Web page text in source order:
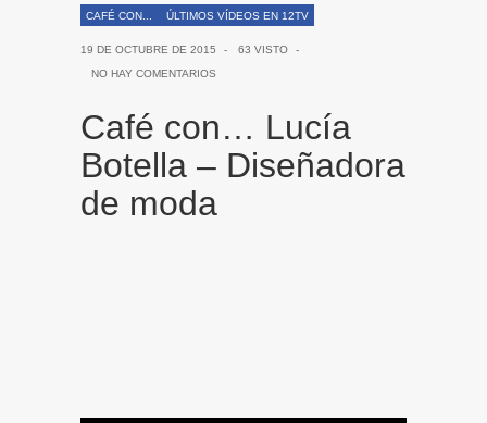
CAFÉ CON... ÚLTIMOS VÍDEOS EN 12TV
19 DE OCTUBRE DE 2015 - 63 VISTO
-
NO HAY COMENTARIOS
Café con… Lucía
Botella – Diseñadora
de moda